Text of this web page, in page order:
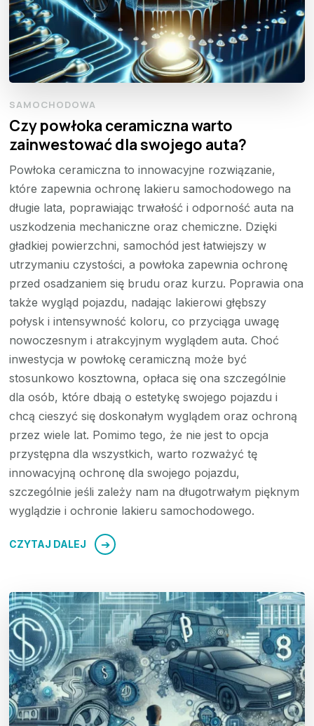
SAMOCHODOWA
Czy powłoka ceramiczna warto
zainwestować dla swojego auta?
Powłoka ceramiczna to innowacyjne rozwiązanie,
które zapewnia ochronę lakieru samochodowego na
długie lata, poprawiając trwałość i odporność auta na
uszkodzenia mechaniczne oraz chemiczne. Dzięki
gładkiej powierzchni, samochód jest łatwiejszy w
utrzymaniu czystości, a powłoka zapewnia ochronę
przed osadzaniem się brudu oraz kurzu. Poprawia ona
także wygląd pojazdu, nadając lakierowi głębszy
połysk i intensywność koloru, co przyciąga uwagę
nowoczesnym i atrakcyjnym wyglądem auta. Choć
inwestycja w powłokę ceramiczną może być
stosunkowo kosztowna, opłaca się ona szczególnie
dla osób, które dbają o estetykę swojego pojazdu i
chcą cieszyć się doskonałym wyglądem oraz ochroną
przez wiele lat. Pomimo tego, że nie jest to opcja
przystępna dla wszystkich, warto rozważyć tę
innowacyjną ochronę dla swojego pojazdu,
szczególnie jeśli zależy nam na długotrwałym pięknym
wyglądzie i ochronie lakieru samochodowego.
CZYTAJ DALEJ